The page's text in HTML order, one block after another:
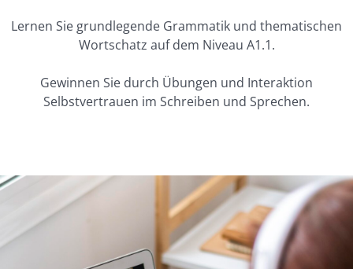
Lernen Sie grundlegende Grammatik und thematischen
Wortschatz auf dem Niveau A1.1.
Gewinnen Sie durch Übungen und Interaktion
Selbstvertrauen im Schreiben und Sprechen.